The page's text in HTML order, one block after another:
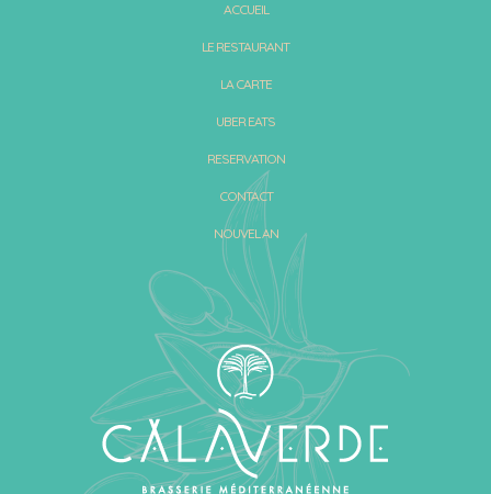
ACCUEIL
LE RESTAURANT
LA CARTE
UBER EATS
RESERVATION
CONTACT
NOUVEL AN